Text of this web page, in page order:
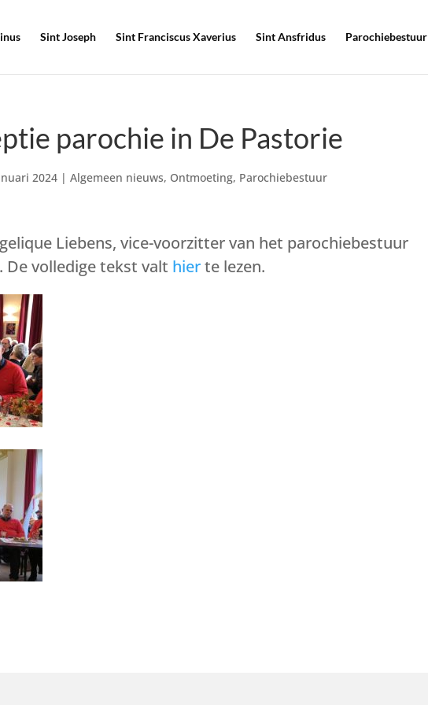
Sint Joseph Sint Franciscus Xaverius Sint Ansfridus Parochiebestuur
parochie in De Pastorie
2024 |Algemeen nieuws, Ontmoeting, Parochiebestuur
Liebens, vice-voorzitter van het parochiebestuur
De volledige tekst valt hierte lezen.